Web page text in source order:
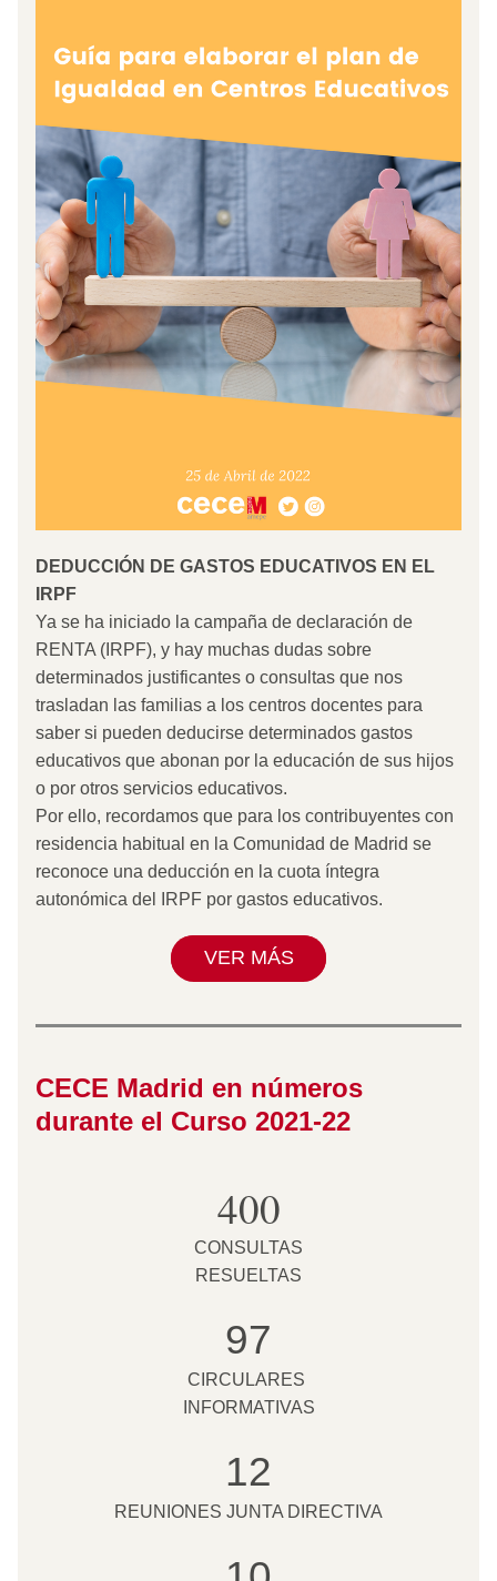
DEDUCCIÓN DE GASTOS EDUCATIVOS EN EL
IRPF
Ya se ha iniciado la campaña de declaración de
RENTA (IRPF), y hay muchas dudas sobre
determinados justificantes o consultas que nos
trasladan las familias a los centros docentes para
saber si pueden deducirse determinados gastos
educativos que abonan por la educación de sus hijos
o por otros servicios educativos.
Por ello, recordamos que para los contribuyentes con
residencia habitual en la Comunidad de Madrid se
reconoce una deducción en la cuota íntegra
autonómica del IRPF por gastos educativos.
VER MÁS
CECE Madrid en números
durante el Curso 2021-22
400
CONSULTAS
RESUELTAS
97
CIRCULARES
INFORMATIVAS
12
REUNIONES JUNTA DIRECTIVA